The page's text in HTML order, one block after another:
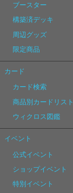
ブースター
構築済デッキ
周辺グッズ
限定商品
カード
カード検索
商品別カードリスト
ウィクロス図鑑
イベント
公式イベント
ショップイベント
特別イベント